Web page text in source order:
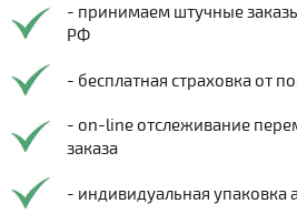
- принимаем штучные
РФ
- бесплатная страховка от
- on-line отслеживание
заказа
- индивидуальная упаковка